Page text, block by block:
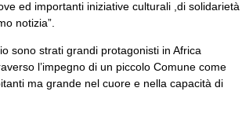
ed importanti iniziative culturali ,di solidarietà
notizia”.
sono strati grandi protagonisti in Africa
l’impegno di un piccolo Comune come
ma grande nel cuore e nella capacità di